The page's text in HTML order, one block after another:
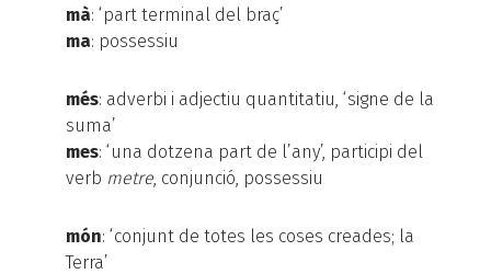
mà: ‘part terminal del braç’
ma: possessiu
més: adverbi i adjectiu quantitatiu, ‘signe de la
suma’
mes: ‘una dotzena part de l’any’, participi del
verb metre , conjunció, possessiu
món: ‘conjunt de totes les coses creades; la
Terra’